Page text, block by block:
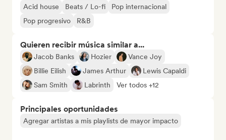
Acid house Beats / Lo-fi
Pop internacional
Pop progresivo
R&B
Quieren recibir música similar a...
Jacob Banks Hozier
Vance Joy
Billie Eilish
James Arthur
Lewis Capaldi
Sam Smith
Labrinth Ver todos +12
Principales oportunidades
Agregar artistas a mis playlists de mayor impacto